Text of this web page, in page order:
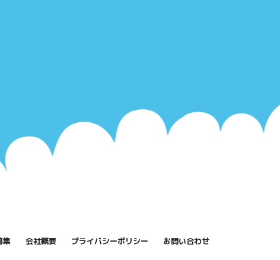
集 会社概要 プライバシーポリシー お問い合わせ